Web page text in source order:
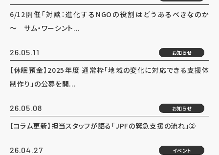
6/12開催「対談：進化するNGOの役割はどうあるべきなのか
～ サム・ワーシント...
26.05.11 お知らせ
【休眠預金】2025年度 通常枠「地域の変化に対応できる支援体
制作り」の公募を開...
26.05.08 お知らせ
【コラム更新】担当スタッフが語る「JPFの緊急支援の流れ」②
26.04.27 イベント